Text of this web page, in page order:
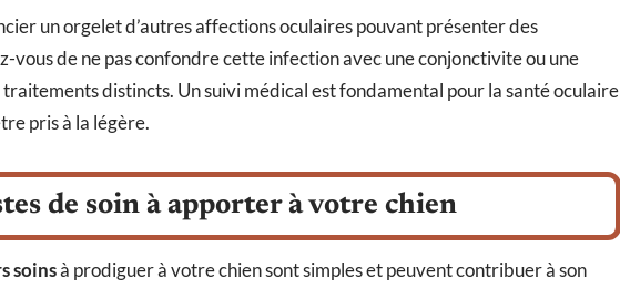
un orgelet d’autres affections oculaires pouvant présenter des
vous de ne pas confondre cette infection avec une conjonctivite ou une
distincts. Un suivi médical est fondamental pour la santé oculaire
pris à la légère.
de soin à apporter à votre chien
soinsà prodiguer à votre chien sont simples et peuvent contribuer à son